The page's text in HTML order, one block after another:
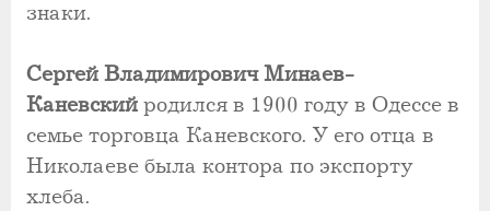
знаки.
Сергей Владимирович Минаев-
Каневский родился в 1900 году в Одессе в
семье торговца Каневского. У его отца в
Николаеве была контора по экспорту
хлеба.